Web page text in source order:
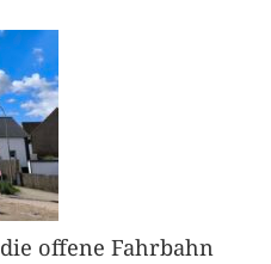
offene Fahrbahn